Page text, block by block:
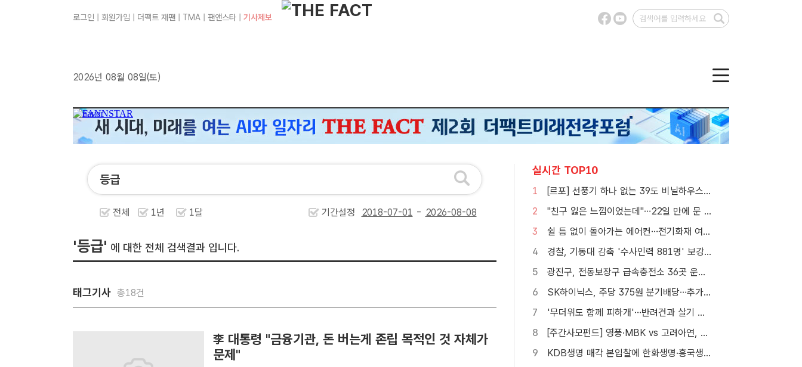
로그인 회원가입 더팩트 재팬 TMA 팬앤스타 기사제보
2026년 08월 08일(토)
전체 1년 1달 기간설정 -
'등급' 에 대한 전체 검색결과 입니다.
태그기사 총18건
李 대통령 "금융기관, 돈 버는게 존립 목적인 것 자체가
문제"
실시간 TOP10
1
[르포] 선풍기 하나 없는 39도 비닐하우스…이주노동자의 '악몽같은 폭염'
2
"친구 잃은 느낌이었는데"…22일 만에 문 연 홈플러스 가보니[TF현장]
3
쉴 틈 없이 돌아가는 에어컨…전기화재 여름철에 몰린다
4
경찰, 기동대 감축 '수사인력 881명' 보강…9월 초까지 상피제 시행
5
광진구, 전동보장구 급속충전소 36곳 운영…수리비도 지원
6
SK하이닉스, 주당 375원 분기배당…추가 주주환원 예고
7
'무더위도 함께 피하개'…반려견과 살기 좋은 자치구는 어디
8
[주간사모펀드] 영풍·MBK vs 고려아연, 美 제련소 이름 두고 고발전
9
KDB생명 매각 본입찰에 한화생명·흥국생명·한투금융 등 3개사 참여